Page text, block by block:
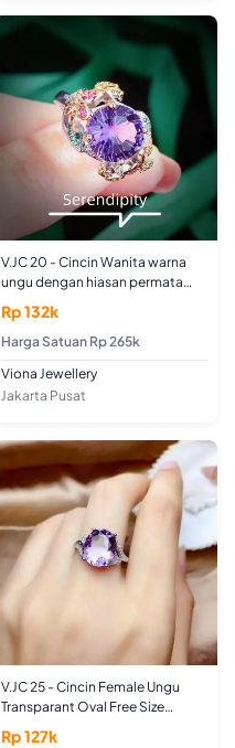
V.JC 20 - Cincin Wanita warna
ungu dengan hiasan permata
kecil kecil dan ukiran yang
elegant dan mewah
Rp 132k
Harga Satuan Rp 265k
Viona Jewellery
Jakarta Pusat
V.JC 25 - Cincin Female Ungu
Transparant Oval Free Size
Simple Elegant Daily Birthday
Rp 127k